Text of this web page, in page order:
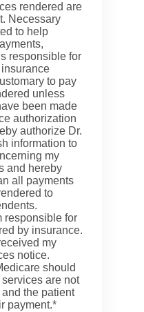
rendered are
Necessary
to help
responsible for
to pay
unless
been made
authorization
authorize Dr.
information to
my
and hereby
all payments
to
responsible for
by insurance.
my
notice.
should
are not
the patient
payment.*